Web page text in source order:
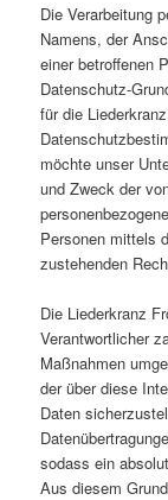
Die Verarbeitung
Namens, der
einer betroffenen
Datenschutz-
für die
möchte unser
und Zweck der
Personen mittels
zustehenden
Die Liederkranz
Verantwortlicher
Maßnahmen
der über diese
Daten
sodass ein
Aus diesem